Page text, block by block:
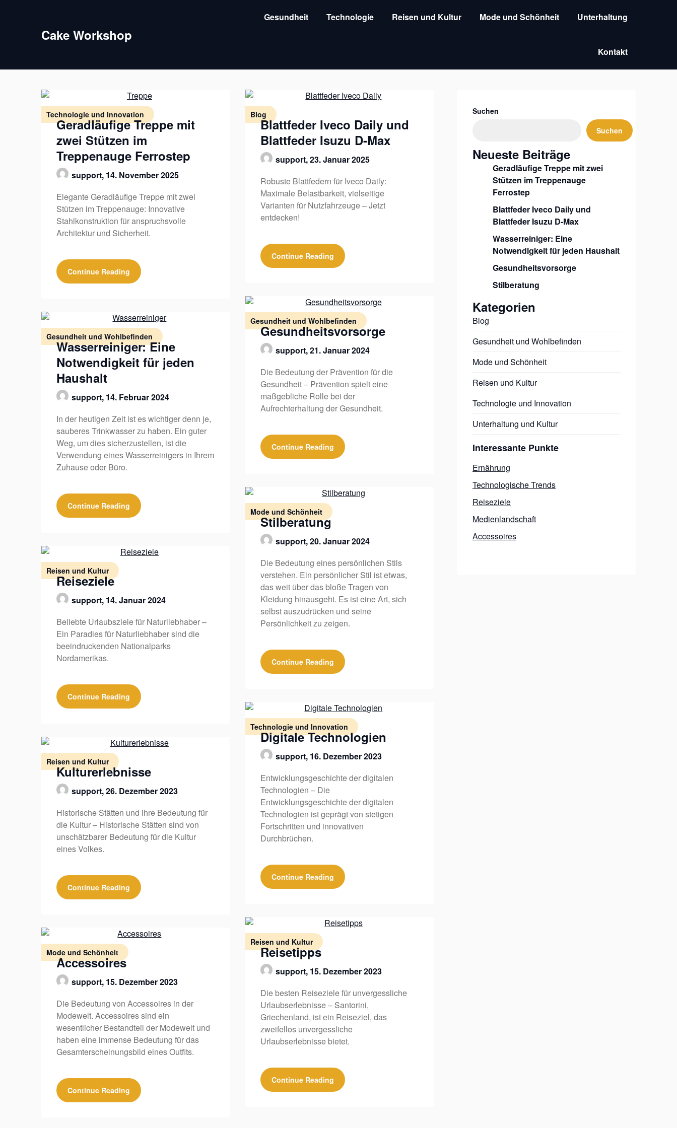
Cake Workshop
Gesundheit Technologie Reisen und Kultur Mode und Schönheit Unterhaltung
Kontakt
Technologie und Innovation
Geradläufige Treppe mit
zwei Stützen im
Treppenauge Ferrostep
support, 14. November 2025
Elegante Geradläufige Treppe mit zwei
Stützen im Treppenauge: Innovative
Stahlkonstruktion für anspruchsvolle
Architektur und Sicherheit.
Continue Reading
Gesundheit und Wohlbefinden
Wasserreiniger: Eine
Notwendigkeit für jeden
Haushalt
support, 14. Februar 2024
In der heutigen Zeit ist es wichtiger denn je,
sauberes Trinkwasser zu haben. Ein guter
Weg, um dies sicherzustellen, ist die
Verwendung eines Wasserreinigers in Ihrem
Zuhause oder Büro.
Continue Reading
Reisen und Kultur
Reiseziele
support, 14. Januar 2024
Beliebte Urlaubsziele für Naturliebhaber –
Ein Paradies für Naturliebhaber sind die
beeindruckenden Nationalparks
Nordamerikas.
Continue Reading
Reisen und Kultur
Kulturerlebnisse
support,26. Dezember 2023
Historische Stätten und ihre Bedeutung für
die Kultur – Historische Stätten sind von
unschätzbarer Bedeutung für die Kultur
eines Volkes.
Continue Reading
Mode und Schönheit
Accessoires
support, 15. Dezember 2023
Die Bedeutung von Accessoires in der
Modewelt. Accessoires sind ein
wesentlicher Bestandteil der Modewelt und
haben eine immense Bedeutung für das
Gesamterscheinungsbild eines Outfits.
Continue Reading
Blog
Blattfeder Iveco Daily und
Blattfeder Isuzu D-Max
support,23. Januar 2025
Robuste Blattfedern für Iveco Daily:
Maximale Belastbarkeit, vielseitige
Varianten für Nutzfahrzeuge – Jetzt
entdecken!
Continue Reading
Gesundheit und Wohlbefinden
Gesundheitsvorsorge
support,21. Januar 2024
Die Bedeutung der Prävention für die
Gesundheit – Prävention spielt eine
maßgebliche Rolle bei der
Aufrechterhaltung der Gesundheit.
Continue Reading
Mode und Schönheit
Stilberatung
support,20. Januar 2024
Die Bedeutung eines persönlichen Stils
verstehen. Ein persönlicher Stil ist etwas,
das weit über das bloße Tragen von
Kleidung hinausgeht. Es ist eine Art, sich
selbst auszudrücken und seine
Persönlichkeit zu zeigen.
Continue Reading
Technologie und Innovation
Digitale Technologien
support, 16. Dezember 2023
Entwicklungsgeschichte der digitalen
Technologien – Die
Entwicklungsgeschichte der digitalen
Technologien ist geprägt von stetigen
Fortschritten und innovativen
Durchbrüchen.
Continue Reading
Reisen und Kultur
Reisetipps
support, 15. Dezember 2023
Die besten Reiseziele für unvergessliche
Urlaubserlebnisse – Santorini,
Griechenland, ist ein Reiseziel, das
zweifellos unvergessliche
Urlaubserlebnisse bietet.
Continue Reading
Suchen
Suchen
Neueste Beiträge
Geradläufige Treppe mit zwei
Stützen im Treppenauge
Ferrostep
Blattfeder Iveco Daily und
Blattfeder Isuzu D-Max
Wasserreiniger: Eine
Notwendigkeit für jeden Haushalt
Gesundheitsvorsorge
Stilberatung
Kategorien
Blog
Gesundheit und Wohlbefinden
Mode und Schönheit
Reisen und Kultur
Technologie und Innovation
Unterhaltung und Kultur
Interessante Punkte
Ernährung
Technologische Trends
Reiseziele
Medienlandschaft
Accessoires